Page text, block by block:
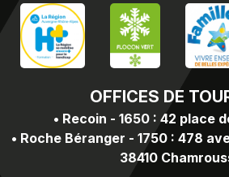
OFFICES DE
• Recoin - 1650 : 42 place
• Roche Béranger - 1750 : 478
38410